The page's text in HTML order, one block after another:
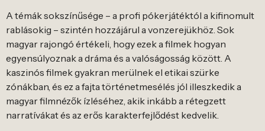
A témák sokszínűsége – a profi pókerjátéktól a kifinomult
rablásokig – szintén hozzájárul a vonzerejükhöz. Sok
magyar rajongó értékeli, hogy ezek a filmek hogyan
egyensúlyoznak a dráma és a valóságosság között. A
kaszinós filmek gyakran merülnek el etikai szürke
zónákban, és ez a fajta történetmesélés jól illeszkedik a
magyar filmnézők ízléséhez, akik inkább a rétegzett
narratívákat és az erős karakterfejlődést kedvelik.